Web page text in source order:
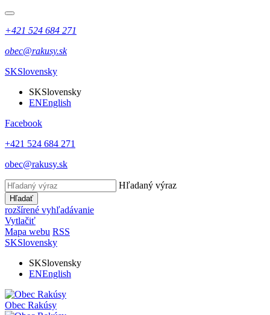
+421 524 684 271
obec@rakusy.sk
SKSlovensky
SKSlovensky
ENEnglish
Facebook
+421 524 684 271
obec@rakusy.sk
Hľadaný výraz
Hľadať
rozšírené vyhľadávanie
Vytlačiť
Mapa webu RSS
SKSlovensky
SKSlovensky
ENEnglish
Obec Rakúsy